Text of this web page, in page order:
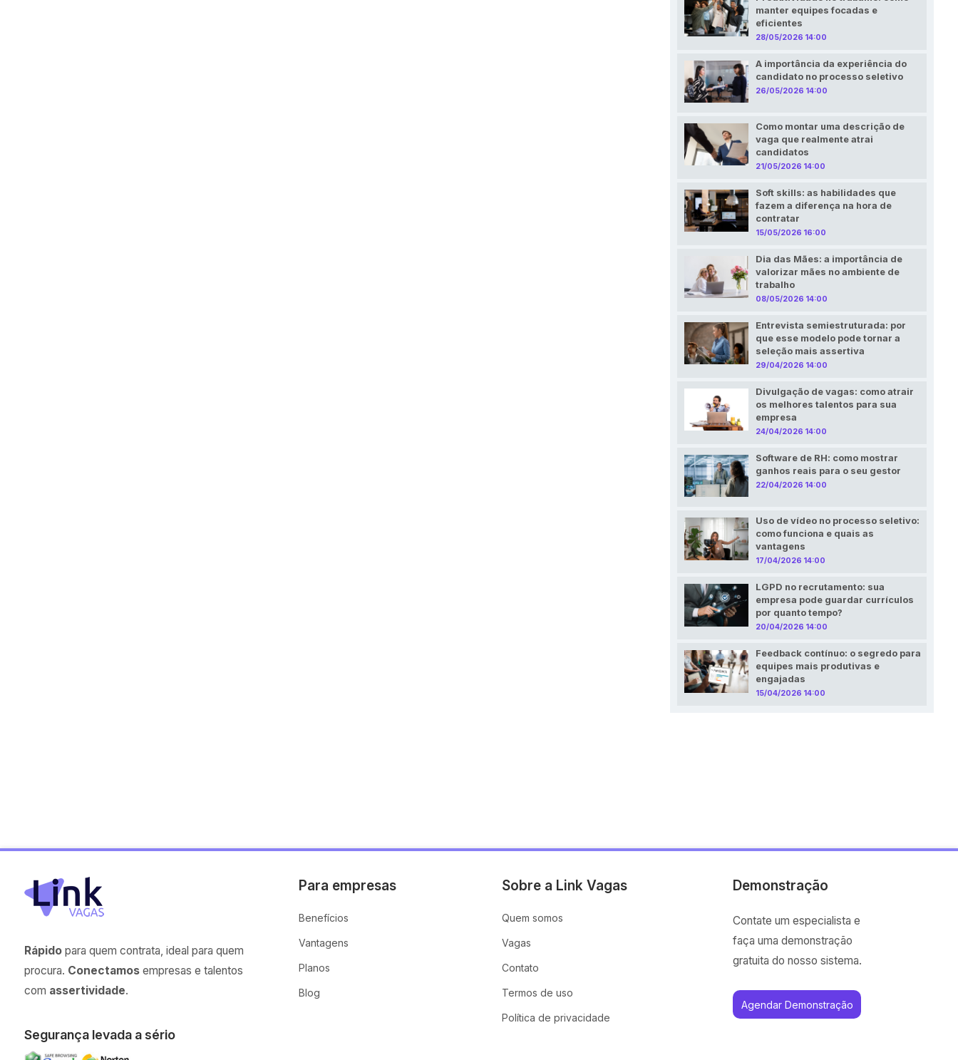
manter equipes focadas e
eficientes
28/05/2026 14:00
A importância da experiência do
candidato no processo seletivo
26/05/2026 14:00
Como montar uma descrição de
vaga que realmente atrai
candidatos
21/05/2026 14:00
Soft skills: as habilidades que
fazem a diferença na hora de
contratar
15/05/2026 16:00
Dia das Mães: a importância de
valorizar mães no ambiente de
trabalho
08/05/2026 14:00
Entrevista semiestruturada: por
que esse modelo pode tornar a
seleção mais assertiva
29/04/2026 14:00
Divulgação de vagas: como atrair
os melhores talentos para sua
empresa
24/04/2026 14:00
Software de RH: como mostrar
ganhos reais para o seu gestor
22/04/2026 14:00
Uso de vídeo no processo seletivo:
como funciona e quais as
vantagens
17/04/2026 14:00
LGPD no recrutamento: sua
empresa pode guardar currículos
por quanto tempo?
20/04/2026 14:00
Feedback contínuo: o segredo para
equipes mais produtivas e
engajadas
15/04/2026 14:00
Rápido para quem contrata, ideal para quem
procura. Conectamos empresas e talentos
com assertividade.
Segurança levada a sério
Para empresas
Benefícios
Vantagens
Planos
Blog
Sobre a Link Vagas
Quem somos
Vagas
Contato
Termos de uso
Política de privacidade
Demonstração
Contate um especialista e
faça uma demonstração
gratuita do nosso sistema.
Agendar Demonstração